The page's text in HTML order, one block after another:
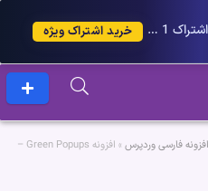
کاربران گرامی برای مدت محدود اشتراک 1 ساله پلاس را می توانید با 25 درصد تخفیف دریافت کنید. خرید اشتراک ویژه
افزونه فارسی وردپرس »
افزونه Green Popups –